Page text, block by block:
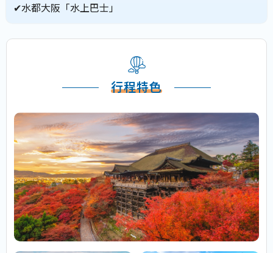
✔水都大阪「水上巴士」
行程特色